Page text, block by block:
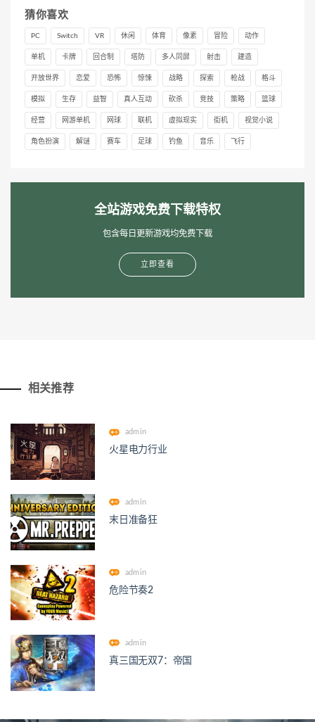
猜你喜欢
PC Switch VR 休闲 体育 像素 冒险 动作
单机 卡牌 回合制 塔防 多人同屏 射击 建造
开放世界 恋爱 恐怖 惊悚 战略 探索 枪战 格斗
模拟 生存 益智 真人互动 砍杀 竞技 策略 篮球
经营 网游单机 网球 联机 虚拟现实 街机 视觉小说
角色扮演 解谜 赛车 足球 钓鱼 音乐 飞行
全站游戏免费下载特权
包含每日更新游戏均免费下载
立即查看
相关推荐
admin
火星电力行业
admin
末日准备狂
admin
危险节奏2
admin
真三国无双7：帝国